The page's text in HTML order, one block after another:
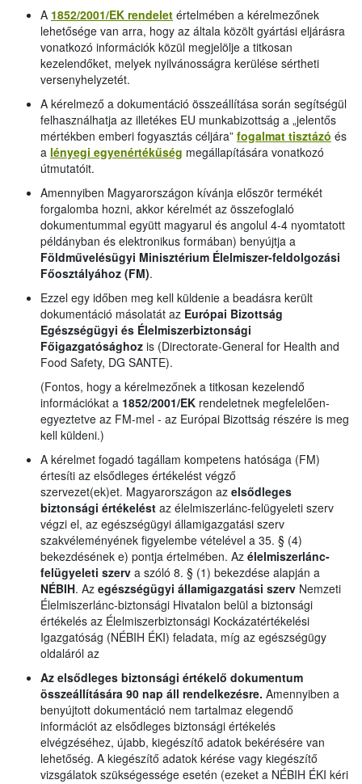
A 1852/2001/EK rendelet értelmében a kérelmezőnek
lehetősége van arra, hogy az általa közölt gyártási eljárásra
vonatkozó információk közül megjelölje a titkosan
kezelendőket, melyek nyilvánosságra kerülése sértheti
versenyhelyzetét.
A kérelmező a dokumentáció összeállítása során segítségül
felhasználhatja az illetékes EU munkabizottság a „jelentős
mértékben emberi fogyasztás céljára” fogalmat tisztázó és
a lényegi egyenértékűség megállapítására vonatkozó
útmutatóit.
Amennyiben Magyarországon kívánja először termékét
forgalomba hozni, akkor kérelmét az összefoglaló
dokumentummal együtt magyarul és angolul 4-4 nyomtatott
példányban és elektronikus formában) benyújtja a
Földművelésügyi Minisztérium Élelmiszer-feldolgozási
Főosztályához (FM).
Ezzel egy időben meg kell küldenie a beadásra került
dokumentáció másolatát az Európai Bizottság
Egészségügyi és Élelmiszerbiztonsági
Főigazgatósághoz is (Directorate-General for Health and
Food Safety, DG SANTE).
(Fontos, hogy a kérelmezőnek a titkosan kezelendő
információkat a 1852/2001/EK rendeletnek megfelelően-
egyeztetve az FM-mel - az Európai Bizottság részére is meg
kell küldeni.)
A kérelmet fogadó tagállam kompetens hatósága (FM)
értesíti az elsődleges értékelést végző
szervezet(ek)et. Magyarországon az elsődleges
biztonsági értékelést az élelmiszerlánc-felügyeleti szerv
végzi el, az egészségügyi államigazgatási szerv
szakvéleményének figyelembe vételével a 35. § (4)
bekezdésének e) pontja értelmében. Az élelmiszerlánc-
felügyeleti szerv a szóló 8. § (1) bekezdése alapján a
NÉBIH. Az egészségügyi államigazgatási szerv Nemzeti
Élelmiszerlánc-biztonsági Hivatalon belül a biztonsági
értékelés az Élelmiszerbiztonsági Kockázatértékelési
Igazgatóság (NÉBIH ÉKI) feladata, míg az egészségügy
oldaláról az
Az elsődleges biztonsági értékelő dokumentum
összeállítására 90 nap áll rendelkezésre. Amennyiben a
benyújtott dokumentáció nem tartalmaz elegendő
információt az elsődleges biztonsági értékelés
elvégzéséhez, újabb, kiegészítő adatok bekérésére van
lehetőség. A kiegészítő adatok kérése vagy kiegészítő
vizsgálatok szükségessége esetén (ezeket a NÉBIH ÉKI kéri